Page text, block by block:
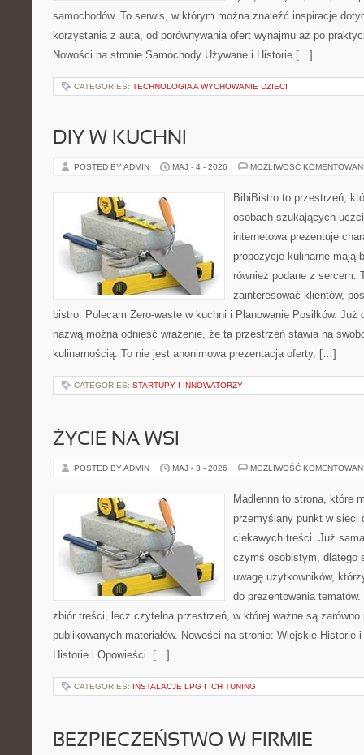
samochodów. To serwis, w którym można znaleźć inspiracje
korzystania z auta, od porównywania ofert wynajmu aż po
Nowości na stronie Samochody Używane i Historie […]
CATEGORIES: TECHNOLOGIA A WYCHOWANIE DZIECI
DIY W KUCHNI
POSTED BY ADMIN MAJ - 4 - 2026 MOŻLIWOŚĆ
BibiBistro to przestrzeń,
osobach szukających
internetowa prezentuje
propozycje kulinarne mają
również podane z sercem.
zainteresować klientów,
bistro. Polecam Zero-waste w kuchni i Planowanie Posiłków. Już
nazwą można odnieść wrażenie, że ta przestrzeń stawia na
kulinarnością. To nie jest anonimowa prezentacja oferty, […]
CATEGORIES: STARTUPY I INNOWATORZY
ŻYCIE NA WSI
POSTED BY ADMIN MAJ - 3 - 2026 MOŻLIWOŚĆ
Madlennn to strona, które
przemyślany punkt w sieci
ciekawych treści. Już
czymś osobistym, dlatego
uwagę użytkowników,
do prezentowania
zbiór treści, lecz czytelna przestrzeń, w której ważne są
publikowanych materiałów. Nowości na stronie: Wiejskie Historie
Historie i Opowieści. […]
CATEGORIES: INSTALACJE LPG I ICH TUNING
BEZPIECZEŃSTWO W FIRMIE